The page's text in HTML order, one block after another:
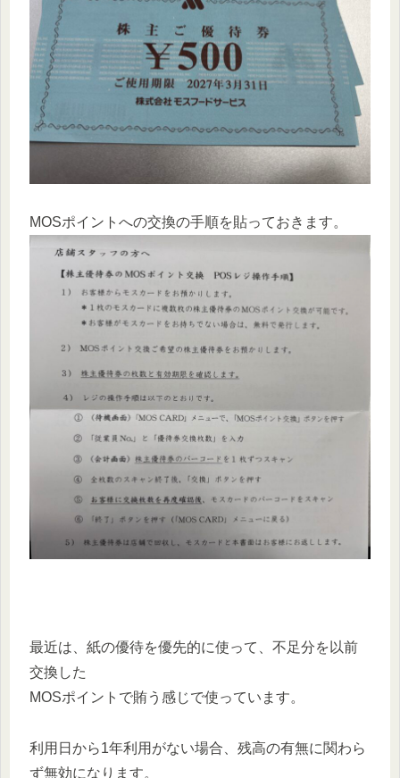
MOSポイントへの交換の手順を貼っておきます。
最近は、紙の優待を優先的に使って、不足分を以前
交換した
MOSポイントで賄う感じで使っています。
利用日から1年利用がない場合、残高の有無に関わら
ず無効になります。